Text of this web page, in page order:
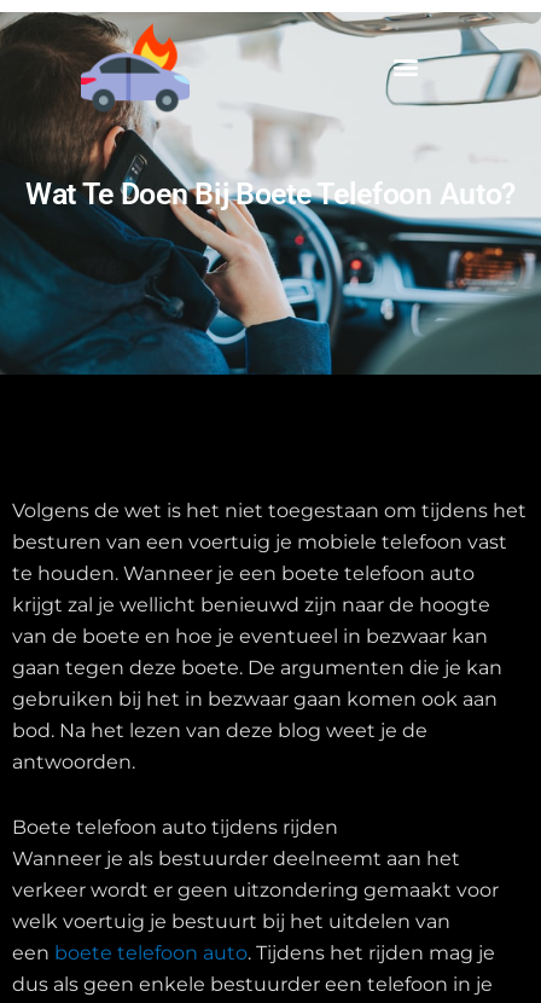
Spring
naar
Wat Te Doen Bij Boete Telefoon Auto?
Volgens de wet is het niet toegestaan om tijdens het
besturen van een voertuig je mobiele telefoon vast
te houden. Wanneer je een boete telefoon auto
krijgt zal je wellicht benieuwd zijn naar de hoogte
van de boete en hoe je eventueel in bezwaar kan
gaan tegen deze boete. De argumenten die je kan
gebruiken bij het in bezwaar gaan komen ook aan
bod. Na het lezen van deze blog weet je de
antwoorden.
Boete telefoon auto tijdens rijden
Wanneer je als bestuurder deelneemt aan het
verkeer wordt er geen uitzondering gemaakt voor
welk voertuig je bestuurt bij het uitdelen van
een boete telefoon auto. Tijdens het rijden mag je
dus als geen enkele bestuurder een telefoon in je